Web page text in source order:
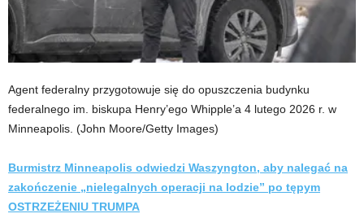
Agent federalny przygotowuje się do opuszczenia budynku
federalnego im. biskupa Henry’ego Whipple’a 4 lutego 2026 r. w
Minneapolis. (John Moore/Getty Images)
Burmistrz Minneapolis odwiedzi Waszyngton, aby nalegać na
zakończenie „nielegalnych operacji na lodzie” po tępym
OSTRZEŻENIU TRUMPA